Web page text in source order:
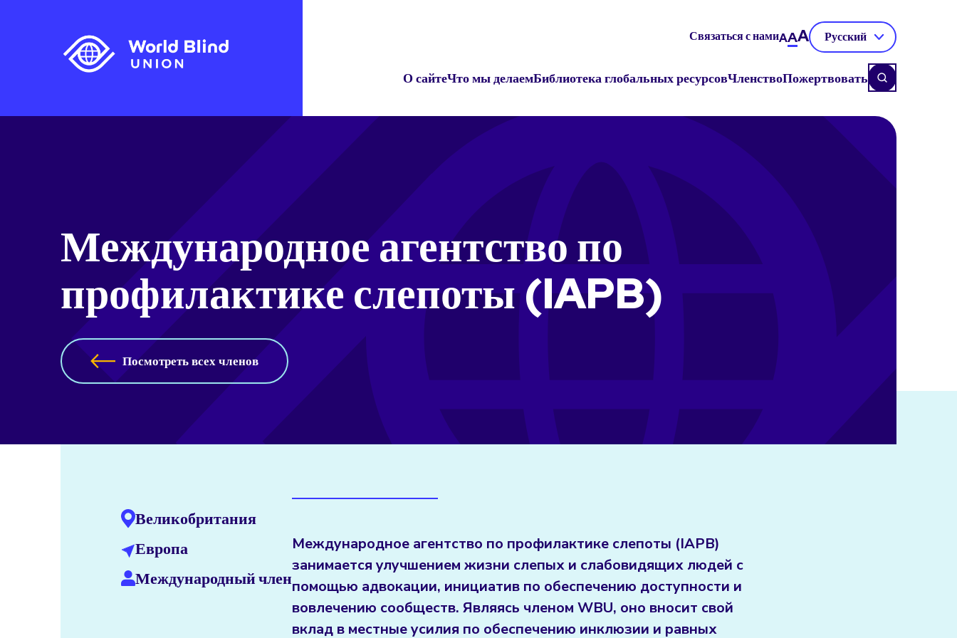
Связаться с намиAAA Русский
О сайтеЧто мы делаемБиблиотека глобальных ресурсовЧленствоПожертвовать
Международное агентство по
профилактике слепоты (IAPB)
Посмотреть всех членов
Великобритания
Европа
Международный член
Международное агентство по профилактике слепоты (IAPB)
занимается улучшением жизни слепых и слабовидящих людей с
помощью адвокации, инициатив по обеспечению доступности и
вовлечению сообществ. Являясь членом WBU, оно вносит свой
вклад в местные усилия по обеспечению инклюзии и равных